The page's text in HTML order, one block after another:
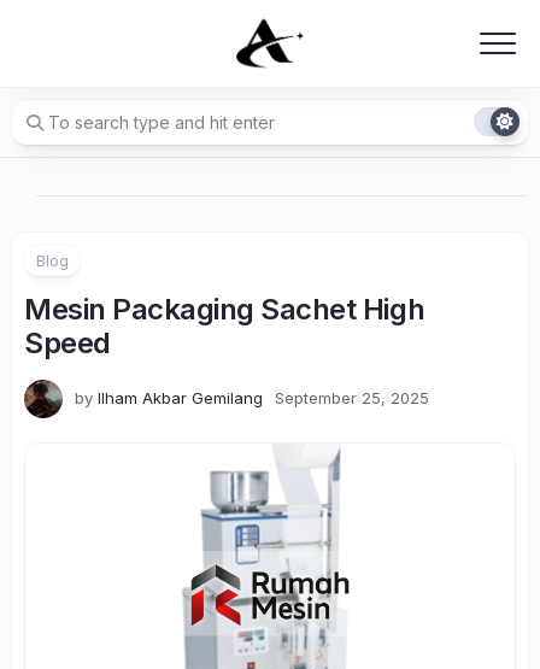
Blog
Mesin Packaging Sachet High
Speed
by Ilham Akbar Gemilang September 25, 2025